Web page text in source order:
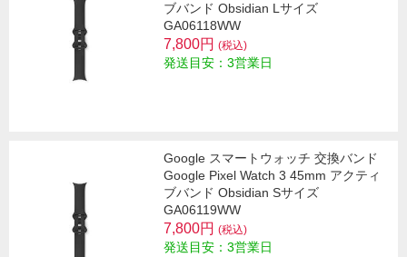
ブバンド Obsidian Lサイズ
GA06118WW
7,800円 (税込)
発送目安：3営業日
Google スマートウォッチ 交換バンド
Google Pixel Watch 3 45mm アクティ
ブバンド Obsidian Sサイズ
GA06119WW
7,800円 (税込)
発送目安：3営業日